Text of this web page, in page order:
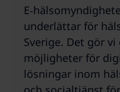
underlättar för
Sverige. Det gör
möjligheter för
lösningar inom